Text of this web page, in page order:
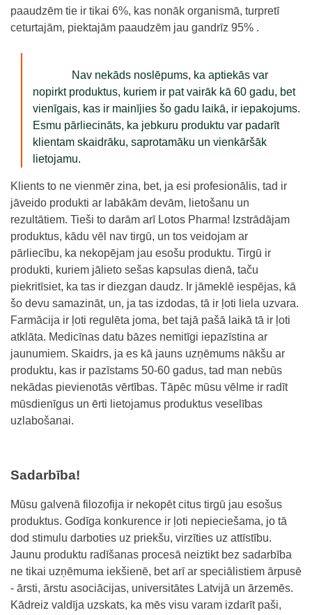
paaudzēm tie ir tikai 6%, kas nonāk organismā, turpretī
ceturtajām, piektajām paaudzēm jau gandrīz 95% .
Nav nekāds noslēpums, ka aptiekās var
nopirkt produktus, kuriem ir pat vairāk kā 60 gadu, bet
vienīgais, kas ir mainījies šo gadu laikā, ir iepakojums.
Esmu pārliecināts, ka jebkuru produktu var padarīt
klientam skaidrāku, saprotamāku un vienkāršāk
lietojamu.
Klients to ne vienmēr zina, bet, ja esi profesionālis, tad ir
jāveido produkti ar labākām devām, lietošanu un
rezultātiem. Tieši to darām arī Lotos Pharma! Izstrādājam
produktus, kādu vēl nav tirgū, un tos veidojam ar
pārliecību, ka nekopējam jau esošu produktu. Tirgū ir
produkti, kuriem jālieto sešas kapsulas dienā, taču
piekritīsiet, ka tas ir diezgan daudz. Ir jāmeklē iespējas, kā
šo devu samazināt, un, ja tas izdodas, tā ir ļoti liela uzvara.
Farmācija ir ļoti regulēta joma, bet tajā pašā laikā tā ir ļoti
atklāta. Medicīnas datu bāzes nemitīgi iepazīstina ar
jaunumiem. Skaidrs, ja es kā jauns uzņēmums nākšu ar
produktu, kas ir pazīstams 50-60 gadus, tad man nebūs
nekādas pievienotās vērtības. Tāpēc mūsu vēlme ir radīt
mūsdienīgus un ērti lietojamus produktus veselības
uzlabošanai.
Sadarbība!
Mūsu galvenā filozofija ir nekopēt citus tirgū jau esošus
produktus. Godīga konkurence ir ļoti nepieciešama, jo tā
dod stimulu darboties uz priekšu, virzīties uz attīstību.
Jaunu produktu radīšanas procesā neiztikt bez sadarbība
ne tikai uzņēmuma iekšienē, bet arī ar speciālistiem ārpusē
- ārsti, ārstu asociācijas, universitātes Latvijā un ārzemēs.
Kādreiz valdīja uzskats, ka mēs visu varam izdarīt paši,